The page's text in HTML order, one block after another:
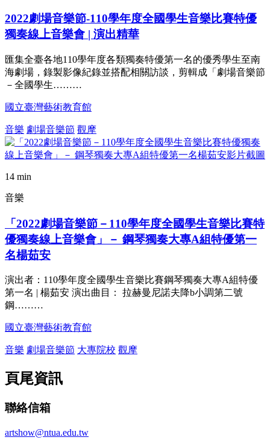
2022劇場音樂節-110學年度全國學生音樂比賽特優
獨奏線上音樂會 | 演出精華
匯集全臺各地110學年度各類獨奏特優第一名的優秀學生至南
海劇場，錄製影像紀錄並搭配相關訪談，剪輯成「劇場音樂節
－全國學生………
國立臺灣藝術教育館
音樂 劇場音樂節 觀摩
14 min
音樂
「2022劇場音樂節－110學年度全國學生音樂比賽特
優獨奏線上音樂會」－ 鋼琴獨奏大專A組特優第一
名楊茹安
演出者：110學年度全國學生音樂比賽鋼琴獨奏大專A組特優
第一名 | 楊茹安 演出曲目： 拉赫曼尼諾夫降b小調第二號
鋼………
國立臺灣藝術教育館
音樂 劇場音樂節 大專院校 觀摩
頁尾資訊
聯絡信箱
artshow@ntua.edu.tw